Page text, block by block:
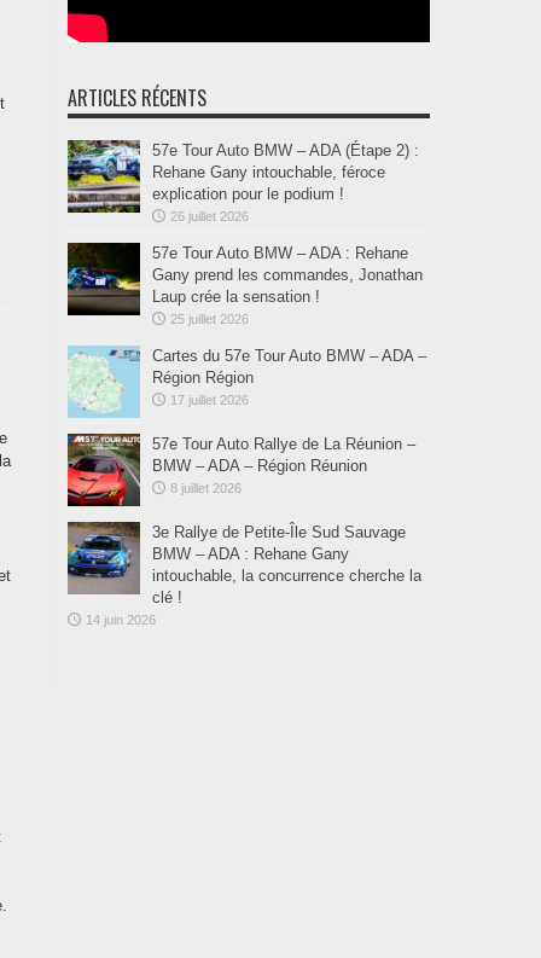
ARTICLES RÉCENTS
57e Tour Auto BMW – ADA (Étape 2) :
Rehane Gany intouchable, féroce
explication pour le podium !
26 juillet 2026
57e Tour Auto BMW – ADA : Rehane
Gany prend les commandes, Jonathan
Laup crée la sensation !
25 juillet 2026
Cartes du 57e Tour Auto BMW – ADA –
Région Région
17 juillet 2026
57e Tour Auto Rallye de La Réunion –
BMW – ADA – Région Réunion
8 juillet 2026
3e Rallye de Petite-Île Sud Sauvage
BMW – ADA : Rehane Gany
intouchable, la concurrence cherche la
clé !
14 juin 2026